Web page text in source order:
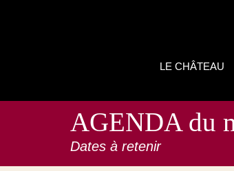
LE CHÂTEAU
AGENDA du
Dates à retenir